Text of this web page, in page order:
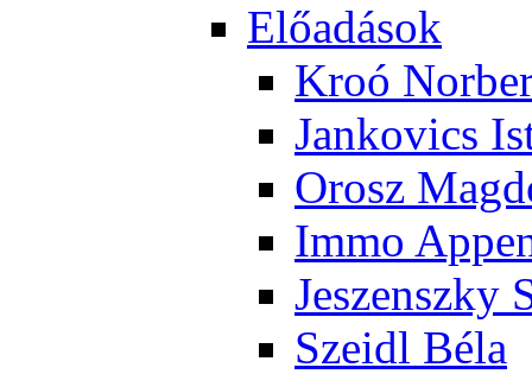
Elő­adá­sok
Kroó
Jan­ko­vics
Orosz
Im­mo
Je­szensz­ky
Szeidl Bé­la